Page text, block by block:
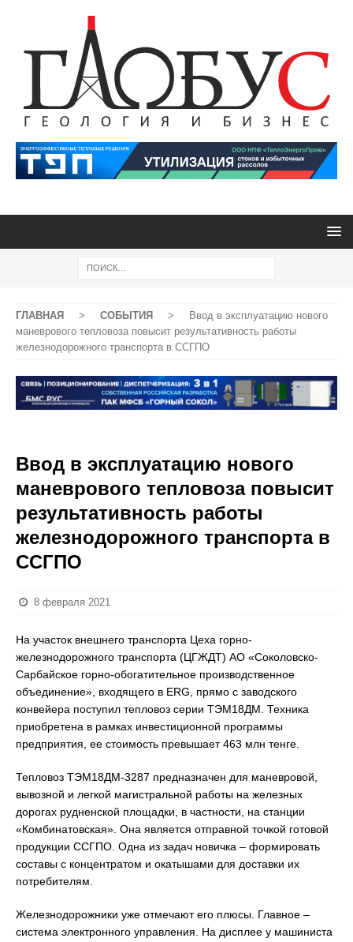
ГЛАВНАЯ > СОБЫТИЯ >
Ввод в эксплуатацию нового
маневрового тепловоза повысит результативность работы
железнодорожного транспорта в ССГПО
Ввод в эксплуатацию нового
маневрового тепловоза повысит
результативность работы
железнодорожного транспорта в
ССГПО
8 февраля 2021
На участок внешнего транспорта Цеха горно-
железнодорожного транспорта (ЦГЖДТ) АО «Соколовско-
Сарбайское горно-обогатительное производственное
объединение», входящего в ERG, прямо с заводского
конвейера поступил тепловоз серии ТЭМ18ДМ. Техника
приобретена в рамках инвестиционной программы
предприятия, ее стоимость превышает 463 млн тенге.
Тепловоз ТЭМ18ДМ-3287 предназначен для маневровой,
вывозной и легкой магистральной работы на железных
дорогах рудненской площадки, в частности, на станции
«Комбинатовская». Она является отправной точкой готовой
продукции ССГПО. Одна из задач новичка – формировать
составы с концентратом и окатышами для доставки их
потребителям.
Железнодорожники уже отмечают его плюсы. Главное –
система электронного управления. На дисплее у машиниста